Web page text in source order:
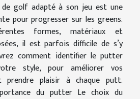
golf adapté à son jeu est une
pour progresser sur les greens.
formes, matériaux et
il est parfois difficile de s’y
comment identifier le putter
style, pour améliorer vos
prendre plaisir à chaque putt.
du putter Le choix du